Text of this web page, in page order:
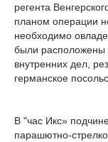
регента
планом операции
необходимо
были расположены
внутренних дел,
германское
В "час Икс»
парашютно-